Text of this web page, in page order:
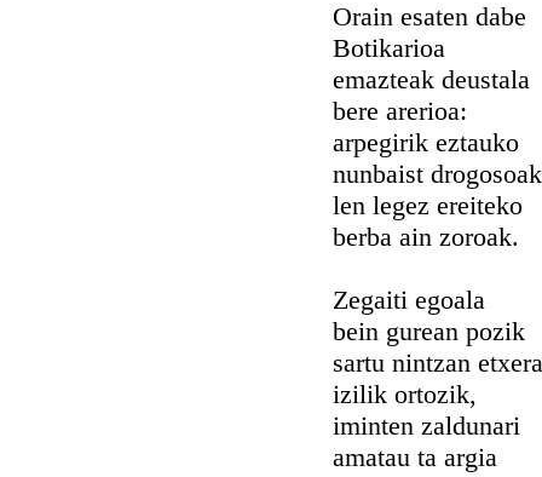
Orain esaten dabe
Botikarioa
emazteak deustala
bere arerioa:
arpegirik eztauko
nunbaist drogosoak
len legez ereiteko
berba ain zoroak.
Zegaiti egoala
bein gurean pozik
sartu nintzan etxera
izilik ortozik,
iminten zaldunari
amatau ta argia